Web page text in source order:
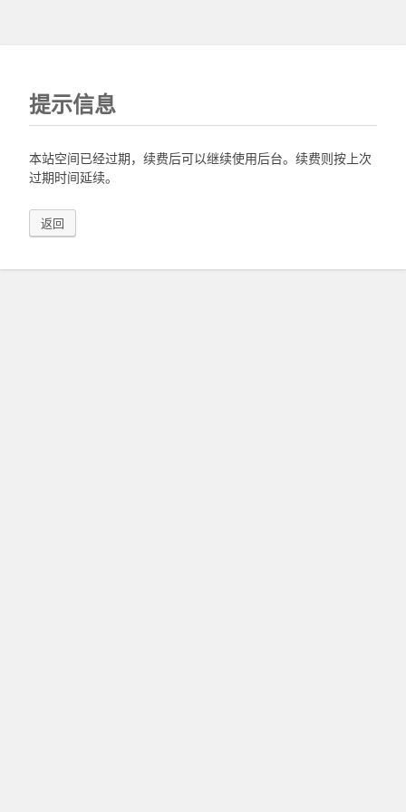
提示信息
本站空间已经过期，续费后可以继续使用后台。续费则按上次
过期时间延续。
返回